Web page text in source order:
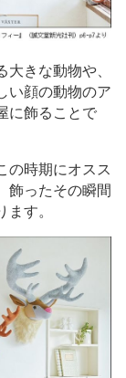
きな動物や、
い顔の動物のア
に飾ることで
の時期にオスス
飾ったその瞬間
す。